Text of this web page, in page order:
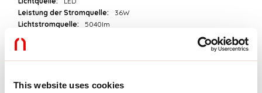
This website uses cookies
Leistung der Stromquelle:
36W
Lichtstromquelle:
5040lm
Farbtoleranz:
3 Step MacAdam